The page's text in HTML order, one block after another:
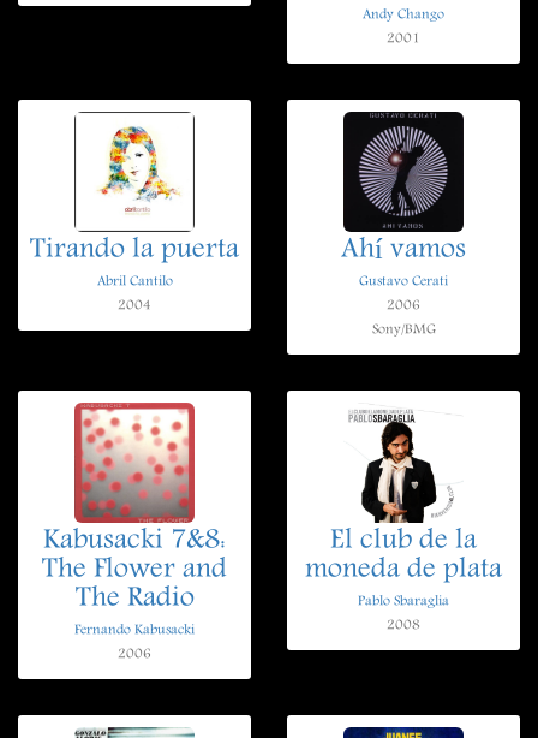
Andy Chango
2001
Tirando la puerta
Abril Cantilo
2004
Ahí vamos
Gustavo Cerati
2006
Sony/BMG
Kabusacki 7&8:
The Flower and
The Radio
Fernando Kabusacki
2006
El club de la
moneda de plata
Pablo Sbaraglia
2008